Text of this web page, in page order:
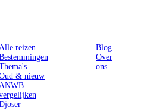
reizen
& nieuw
Blog
Over
ons